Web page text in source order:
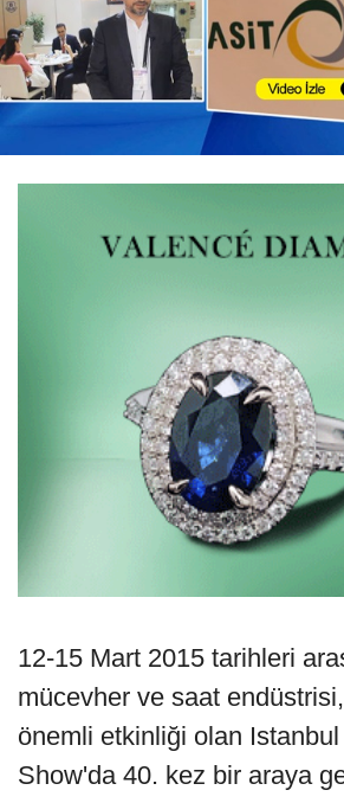
12-15 Mart 2015 tarihleri
mücevher ve saat
önemli etkinliği olan
Show'da 40. kez bir araya